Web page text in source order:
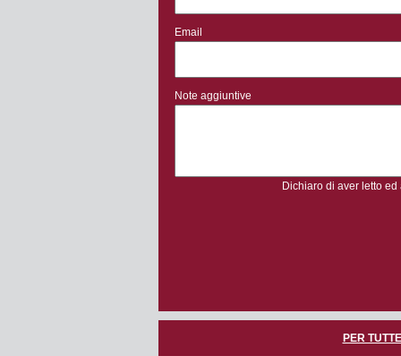
Email
Note aggiuntive
Dichiaro di aver letto ed
PER